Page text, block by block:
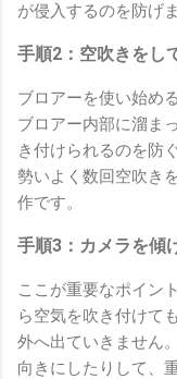
が侵入するのを防げま
手順2：空吹きをし
ブロアーを使い始め
ブロアー内部に溜ま
き付けられるのを防
勢いよく数回空吹き
作です。
手順3：カメラを傾
ここが重要なポイン
ら空気を吹き付けて
外へ出ていきません
向きにしたりして、